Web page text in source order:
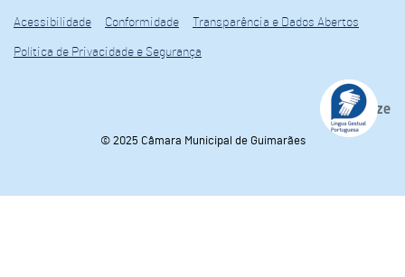
Acessibilidade Conformidade Transparência e Dados Abertos
Política de Privacidade e Segurança
© 2025 Câmara Municipal de Guimarães